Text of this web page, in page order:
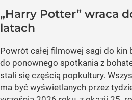
„Harry Potter” wraca
latach
Powrót całej filmowej sagi do kin
do ponownego spotkania z
stali się częścią popkultury.
ma być wyświetlanych przez